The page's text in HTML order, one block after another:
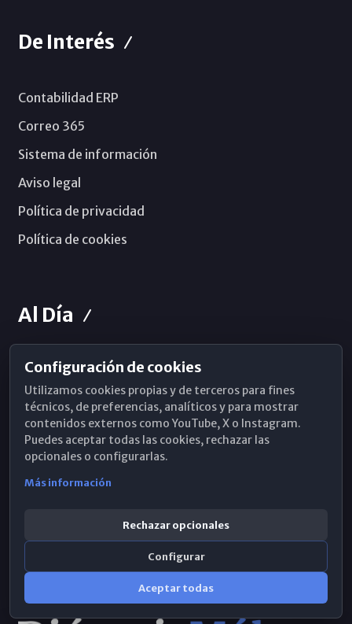
De Interés
Contabilidad ERP
Correo 365
Sistema de información
Aviso legal
Política de privacidad
Política de cookies
Al Día
Horarios de Misa
Hemeroteca
WhatsApp
Configuración de cookies
Utilizamos cookies propias y de terceros para fines
técnicos, de preferencias, analíticos y para mostrar
contenidos externos como YouTube, X o Instagram.
Puedes aceptar todas las cookies, rechazar las
opcionales o configurarlas.
Más información
Rechazar opcionales
Configurar
Aceptar todas